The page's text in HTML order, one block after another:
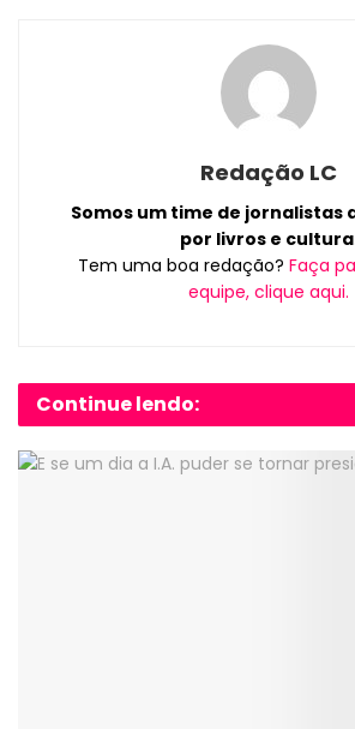
Redação LC
Somos um time de jornalistas
por livros e
Tem uma boa redação? Faça
equipe, clique aqui.
Continue lendo: